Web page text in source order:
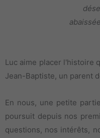
Luc aime placer l'histoire
Jean-Baptiste, un parent
En nous, une petite
poursuit depuis nos
questions, nos intérêts,